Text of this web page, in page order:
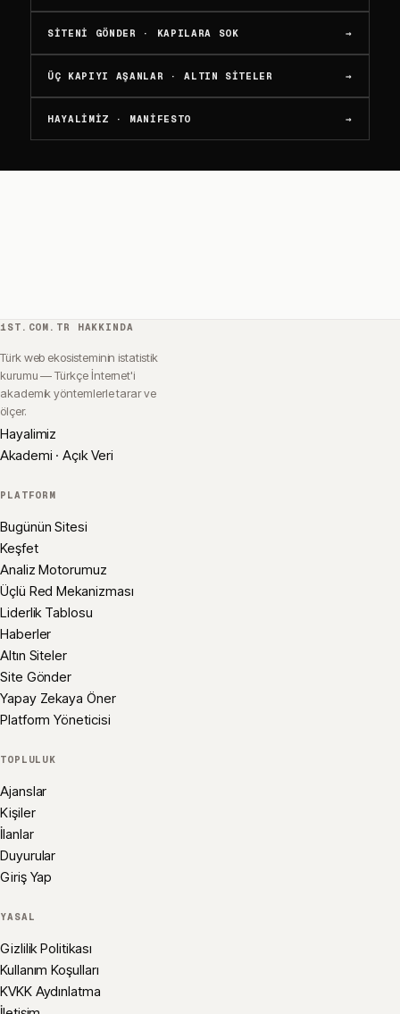
SITENI GÖNDER · KAPILARA SOK →
ÜÇ KAPIYI AŞANLAR · ALTIN SITELER →
HAYALIMIZ · MANIFESTO →
1ST.COM.TR HAKKINDA
Türk web ekosisteminin istatistik
kurumu — Türkçe İnternet'i
akademik yöntemlerle tarar ve
ölçer.
Hayalimiz
Akademi · Açık Veri
PLATFORM
Bugünün Sitesi
Keşfet
Analiz Motorumuz
Üçlü Red Mekanizması
Liderlik Tablosu
Haberler
Altın Siteler
Site Gönder
Yapay Zekaya Öner
Platform Yöneticisi
TOPLULUK
Ajanslar
Kişiler
İlanlar
Duyurular
Giriş Yap
YASAL
Gizlilik Politikası
Kullanım Koşulları
KVKK Aydınlatma